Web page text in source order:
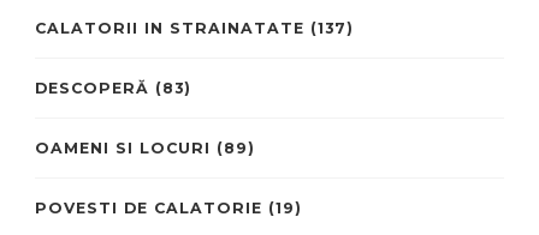
CALATORII IN STRAINATATE (137)
DESCOPERĂ (83)
OAMENI SI LOCURI (89)
POVESTI DE CALATORIE (19)